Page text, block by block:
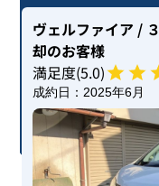
ヴェルファイア /
却のお客様
満足度(5.0)
成約日： 2025年6月